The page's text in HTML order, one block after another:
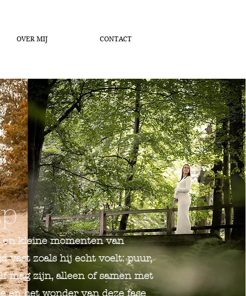
OVER MIJ CONTACT
en kleine momenten van
vast zoals hij echt voelt: puur,
mag zijn, alleen of samen met
en het wonder van deze fase